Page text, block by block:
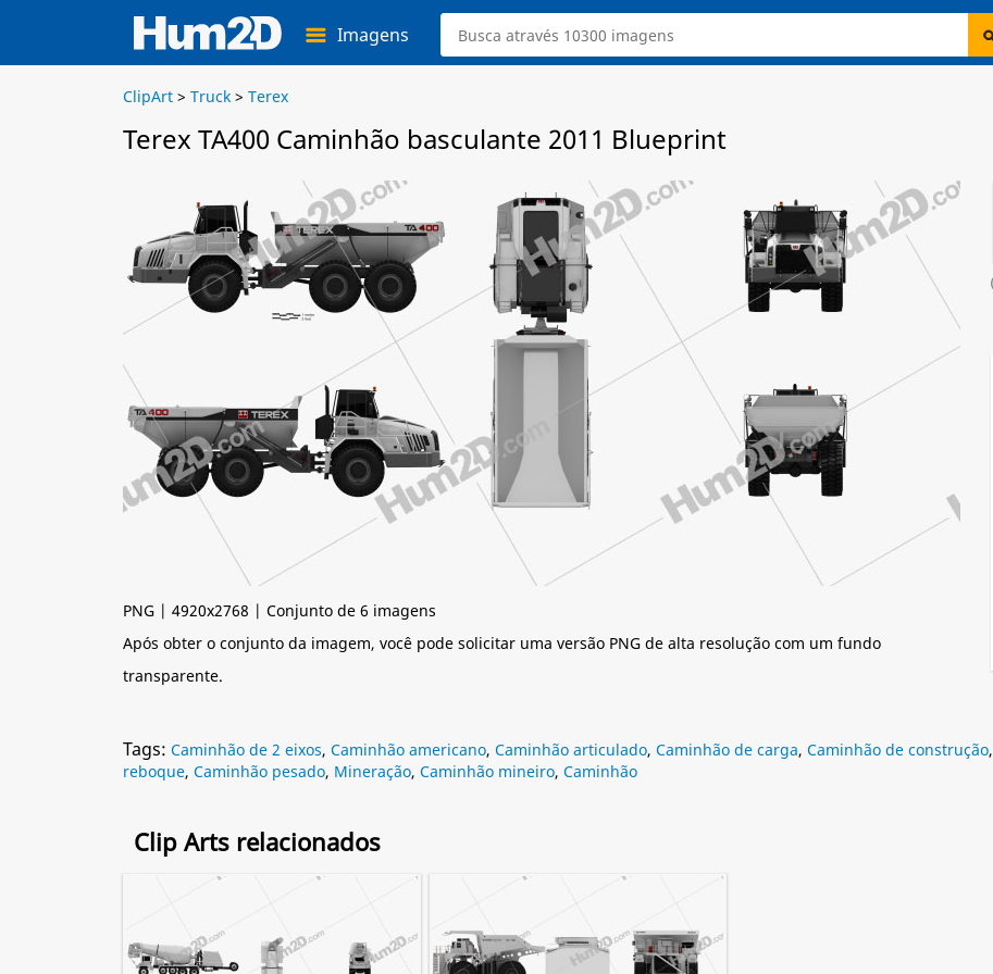
Imagens
ClipArt > Truck > Terex
Terex TA400 Caminhão basculante 2011 Blueprint
PNG | 4920x2768 | Conjunto de 6 imagens
Após obter o conjunto da imagem, você pode solicitar uma versão PNG de alta resolução com um fundo
transparente.
Tags: Caminhão de 2 eixos, Caminhão americano, Caminhão articulado, Caminhão de carga, Caminhão de construção,
reboque, Caminhão pesado, Mineração, Caminhão mineiro, Caminhão
Clip Arts relacionados